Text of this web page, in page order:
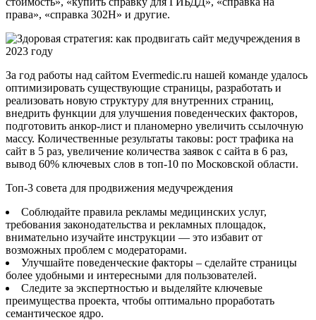
права», «справка 302Н» и другие.
За год работы над сайтом Evermedic.ru нашей команде удалось
оптимизировать существующие страницы, разработать и
реализовать новую структуру для внутренних страниц,
внедрить функции для улучшения поведенческих факторов,
подготовить анкор-лист и планомерно увеличить ссылочную
массу. Количественные результаты таковы: рост трафика на
сайт в 5 раз, увеличение количества заявок с сайта в 6 раз,
вывод 60% ключевых слов в топ-10 по Московской области.
Топ-3 совета для продвижения медучреждения
Соблюдайте правила рекламы медицинских услуг,
требования законодательства и рекламных площадок,
внимательно изучайте инструкции — это избавит от
возможных проблем с модераторами.
Улучшайте поведенческие факторы – сделайте страницы
более удобными и интересными для пользователей.
Следите за экспертностью и выделяйте ключевые
преимущества проекта, чтобы оптимально проработать
семантическое ядро.